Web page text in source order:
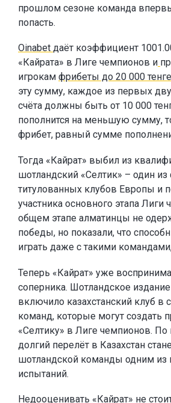
прошлом сезоне команда
попасть.
Oinabet даёт коэффициент
«Кайрата» в Лиге чемпионов и
игрокам фрибеты до 20 000 тенге
эту сумму, каждое из первых
счёта должны быть от 10 000
пополнится на меньшую сумму,
фрибет, равный сумме
Тогда «Кайрат» выбил из
шотландский «Селтик» – один
титулованных клубов Европы и
участника основного этапа Лиги
общем этапе алматинцы не
победы, но показали, что
играть даже с такими
Теперь «Кайрат» уже
соперника. Шотландское
включило казахстанский клуб в
команд, которые могут создать
«Селтику» в Лиге чемпионов.
долгий перелёт в Казахстан
шотландской команды одним из
испытаний.
Недооценивать «Кайрат» не